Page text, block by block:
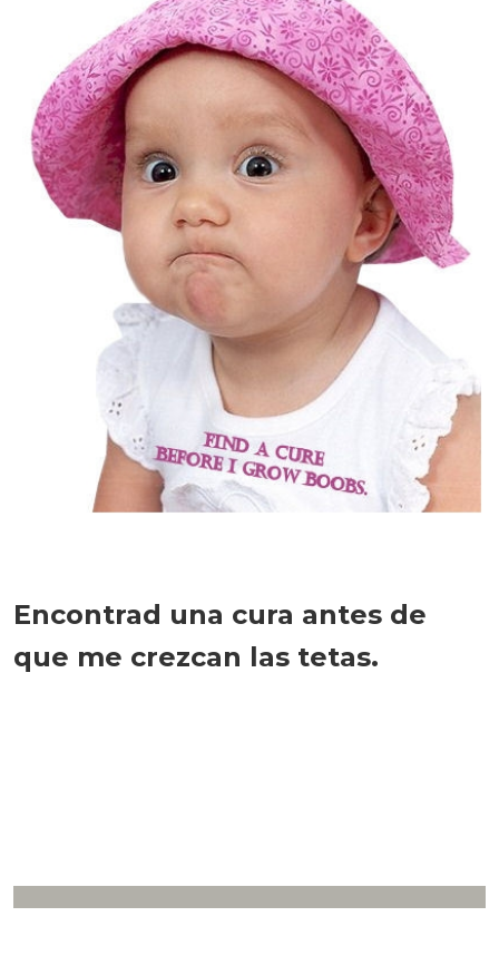
Encontrad una cura antes de
que me crezcan las tetas.